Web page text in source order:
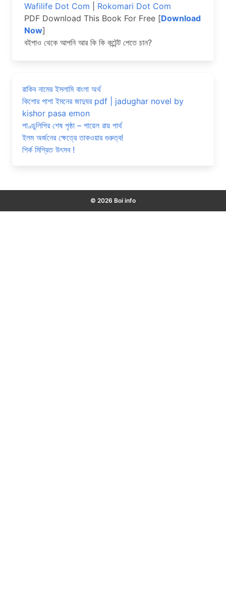
Wafilife Dot Com
Rokomari Dot Com
PDF Download This Book For Free [Download
Now]
বইপাও থেকে আপনি আর কি কি কন্টেন্ট পেতে চান?
রাকিব নামের ইসলামি বাংলা অর্থ
কিশোর পাশা ইমনের জাদুঘর pdf | jadughar novel by
kishor pasa emon
পাণ্ডুলিপির শেষ পৃষ্ঠা – পায়েল রায় পার্থ
ইলম অর্জনের ক্ষেত্রে তাকওয়ার গুরুত্ব!
শির্ক মিশ্রিত উৎসব !
© 2026 Boi info